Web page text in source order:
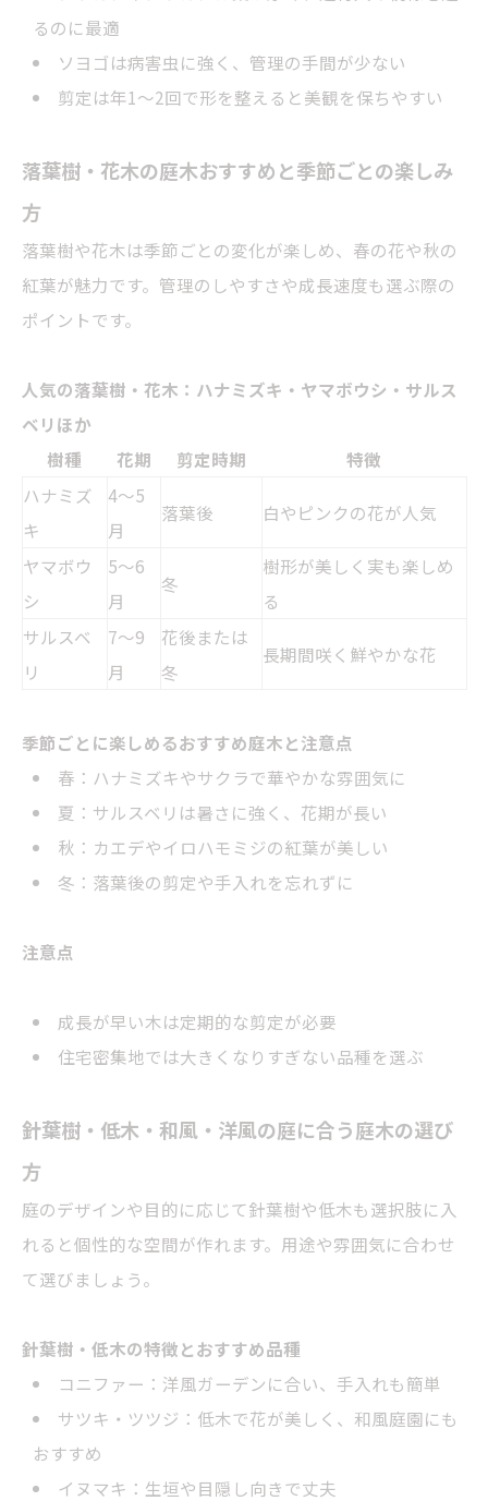
るのに最適
ソヨゴは病害虫に強く、管理の手間が少ない
剪定は年1～2回で形を整えると美観を保ちやすい
落葉樹・花木の庭木おすすめと季節ごとの楽しみ
方
落葉樹や花木は季節ごとの変化が楽しめ、春の花や秋の
紅葉が魅力です。管理のしやすさや成長速度も選ぶ際の
ポイントです。
人気の落葉樹・花木：ハナミズキ・ヤマボウシ・ サルス
ベリ ほか
樹種
花期 剪定時期
特徴
ハナミズ
キ
4～5
月
落葉後 白やピンクの花が人気
ヤマボウ
シ
5～6
月
冬
樹形が美しく実も楽しめ
る
サルスベ
リ
7～9
月
花後または
冬
長期間咲く鮮やかな花
季節ごとに楽しめるおすすめ庭木と注意点
春：ハナミズキやサクラで華やかな雰囲気に
夏： サルスベリ は暑さに強く、花期が長い
秋：カエデやイロハモミジの紅葉が美しい
冬：落葉後の剪定や手入れを忘れずに
注意点
成長が早い木は定期的な剪定が必要
住宅密集地では大きくなりすぎない品種を選ぶ
針葉樹・低木・和風・洋風の庭に合う庭木の選び
方
庭のデザインや目的に応じて針葉樹や低木も選択肢に入
れると個性的な空間が作れます。用途や雰囲気に合わせ
て選びましょう。
針葉樹・低木の特徴とおすすめ品種
コニファー：洋風ガーデンに合い、手入れも簡単
サツキ・ツツジ：低木で花が美しく、和風庭園にも
おすすめ
イヌマキ：生垣や目隠し向きで丈夫